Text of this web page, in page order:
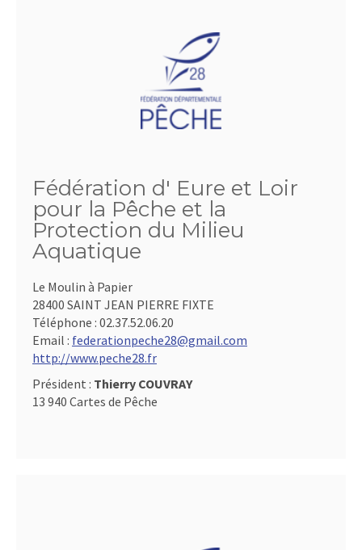
Fédération d' Eure et Loir
pour la Pêche et la
Protection du Milieu
Aquatique
Le Moulin à Papier
28400 SAINT JEAN PIERRE FIXTE
Téléphone : 02.37.52.06.20
Email : federationpeche28@gmail.com
http://www.peche28.fr
Président : Thierry COUVRAY
13 940 Cartes de Pêche